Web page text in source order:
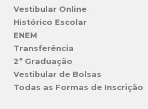
Vestibular Online
Histórico Escolar
ENEM
Transferência
2ª Graduação
Vestibular de Bolsas
Todas as Formas de Inscrição